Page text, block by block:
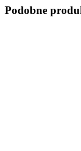
Podobne